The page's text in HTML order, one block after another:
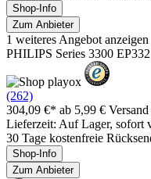
Shop-Info
Zum Anbieter
1 weiteres Angebot anzeigen
PHILIPS Series 3300
(262)
304,09 €* ab 5,99 € Versand
Lieferzeit: Auf Lager, sofort
30 Tage kostenfreie
Shop-Info
Zum Anbieter